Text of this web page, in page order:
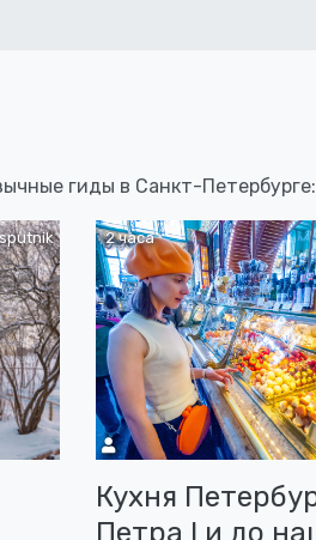
гиды в Санкт-Петербурге:
sputnik 2 часа
Кухня
Петра I и до